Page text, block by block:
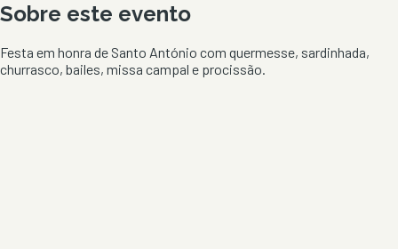
Sobre este evento
Festa em honra de Santo António com quermesse, sardinhada,
churrasco, bailes, missa campal e procissão.